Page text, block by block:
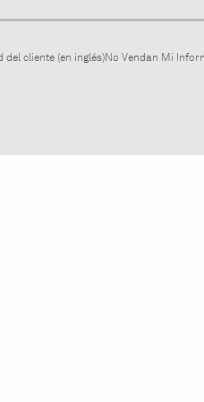
cliente (en inglés)No Vendan Mi